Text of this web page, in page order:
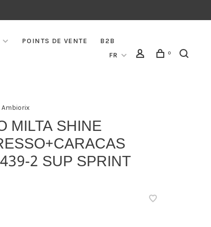
POINTS DE VENTE
B2B
FR
0
Ambiorix
MILTA SHINE
2 SUP SPRINT